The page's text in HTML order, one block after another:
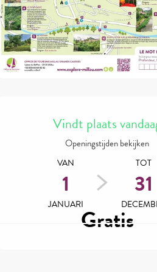
Vindt plaats
Openingstijden bekijken
VAN
1
JANUARI
TOT
31
Gratis